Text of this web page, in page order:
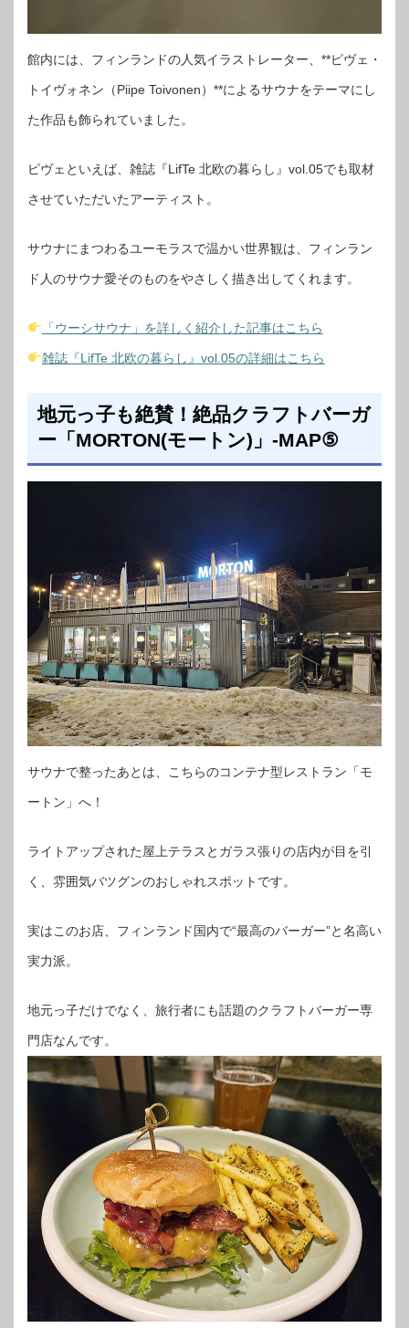
館内には、フィンランドの人気イラストレーター、**ピヴェ・
トイヴォネン（Piipe Toivonen）**によるサウナをテーマにし
た作品も飾られていました。
ピヴェといえば、雑誌『LifTe 北欧の暮らし』vol.05でも取材
させていただいたアーティスト。
サウナにまつわるユーモラスで温かい世界観は、フィンラン
ド人のサウナ愛そのものをやさしく描き出してくれます。
「ウーシサウナ」を詳しく紹介した記事はこちら
雑誌『LifTe 北欧の暮らし』vol.05の詳細はこちら
地元っ子も絶賛！絶品クラフトバーガ
ー「MORTON(モートン)」-MAP⑤
サウナで整ったあとは、こちらのコンテナ型レストラン「モ
ートン」へ！
ライトアップされた屋上テラスとガラス張りの店内が目を引
く、雰囲気バツグンのおしゃれスポットです。
実はこのお店、フィンランド国内で“最高のバーガー”と名高い
実力派。
地元っ子だけでなく、旅行者にも話題のクラフトバーガー専
門店なんです。